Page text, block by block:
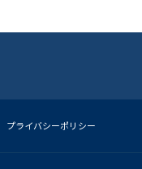
プライバシーポリシー